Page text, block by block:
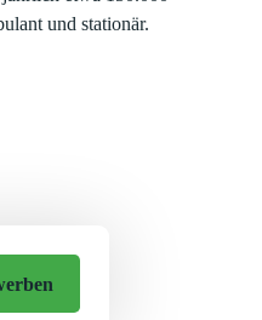
und stationär.